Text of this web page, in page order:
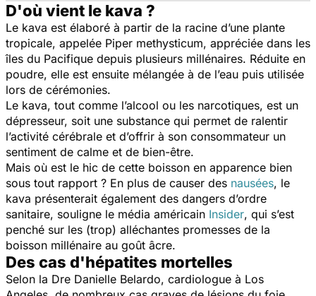
D'où vient le kava ?
Le kava est élaboré à partir de la racine d’une plante
tropicale, appelée Piper methysticum, appréciée dans les
îles du Pacifique depuis plusieurs millénaires. Réduite en
poudre, elle est ensuite mélangée à de l’eau puis utilisée
lors de cérémonies.
Le kava, tout comme l’alcool ou les narcotiques, est un
dépresseur, soit une substance qui permet de ralentir
l’activité cérébrale et d’offrir à son consommateur un
sentiment de calme et de bien-être.
Mais où est le hic de cette boisson en apparence bien
sous tout rapport ? En plus de causer des nausées, le
kava présenterait également des dangers d’ordre
sanitaire, souligne le média américain Insider, qui s’est
penché sur les (trop) alléchantes promesses de la
boisson millénaire au goût âcre.
Des cas d'hépatites mortelles
Selon la Dre Danielle Belardo, cardiologue à Los